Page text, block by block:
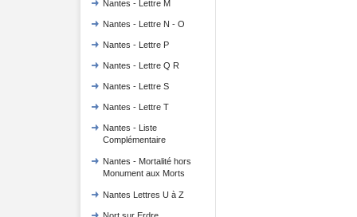
Nantes - Lettre M
Nantes - Lettre N - O
Nantes - Lettre P
Nantes - Lettre Q R
Nantes - Lettre S
Nantes - Lettre T
Nantes - Liste
Complémentaire
Nantes - Mortalité hors
Monument aux Morts
Nantes Lettres U à Z